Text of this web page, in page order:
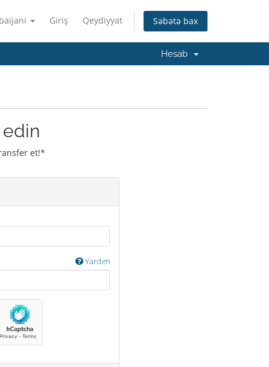
Giriş Qeydiyyat Səbətə bax
Hesab
et!*
Yardım